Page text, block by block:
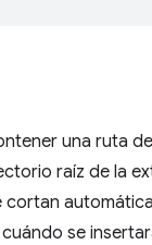
una ruta
raíz de la
cortan
se